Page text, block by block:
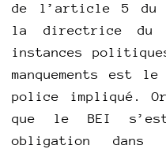
de l’article 5 du
la directrice du
instances
manquements est
police impliqué.
que le BEI
obligation